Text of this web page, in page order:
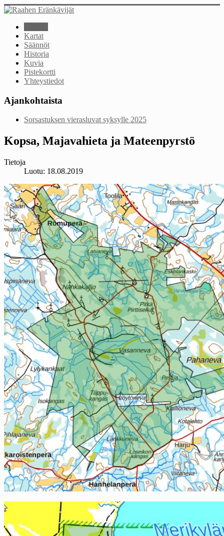
Kartat
Säännöt
Historia
Kuvia
Pistekortti
Yhteystiedot
Ajankohtaista
Sorsastuksen vierasluvat syksylle 2025
Kopsa, Majavahieta ja Mateenpyrstö
Tietoja
Luotu: 18.08.2019